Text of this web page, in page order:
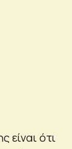
είναι ότι